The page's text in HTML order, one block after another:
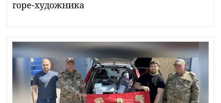
горе-художника